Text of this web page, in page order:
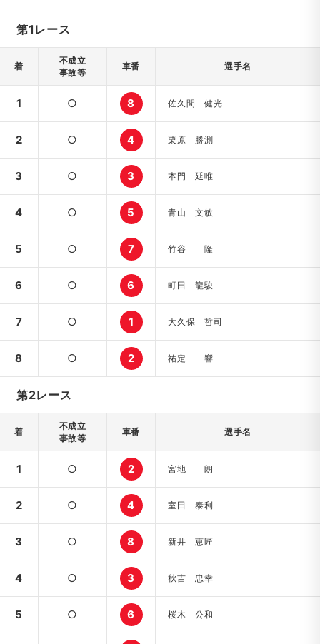
第1レース
着
不成立
事故等
車番 選手名
1 ○ 8 佐久間 健光
2 ○ 4 栗原 勝測
3 ○ 3 本門 延唯
4 ○ 5 青山 文敏
5 ○ 7 竹谷 隆
6 ○ 6 町田 龍駿
7 ○ 1 大久保 哲司
8 ○ 2 祐定 響
第2レース
着
不成立
事故等
車番 選手名
1 ○ 2 宮地 朗
2 ○ 4 室田 泰利
3 ○ 8 新井 恵匠
4 ○ 3 秋吉 忠幸
5 ○ 6 桜木 公和